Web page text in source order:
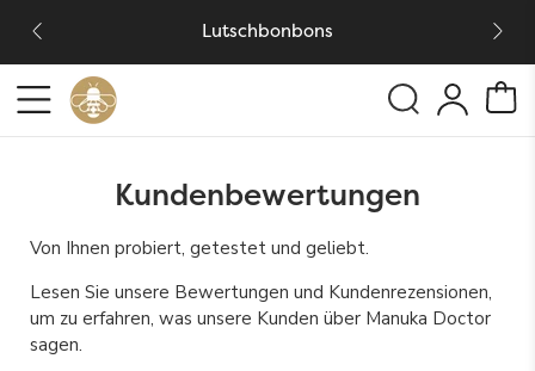
Lutschbonbons
Kundenbewertungen
Von Ihnen probiert, getestet und geliebt.
Lesen Sie unsere Bewertungen und Kundenrezensionen,
um zu erfahren, was unsere Kunden über Manuka Doctor
sagen.